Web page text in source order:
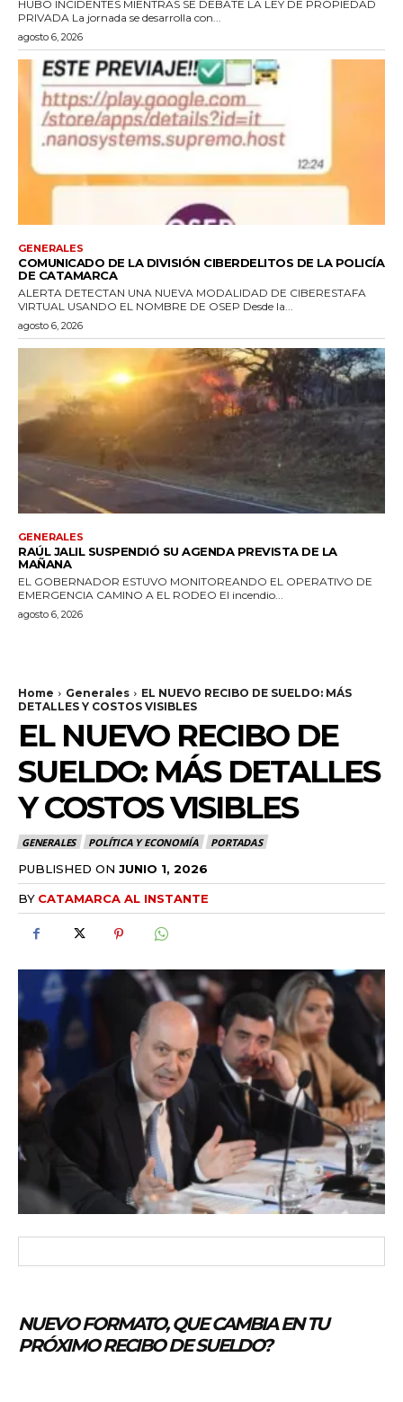
HUBO INCIDENTES MIENTRAS SE DEBATE LA LEY DE PROPIEDAD
PRIVADA La jornada se desarrolla con...
agosto 6, 2026
GENERALES
COMUNICADO DE LA DIVISIÓN CIBERDELITOS DE LA POLICÍA
DE CATAMARCA
ALERTA DETECTAN UNA NUEVA MODALIDAD DE CIBERESTAFA
VIRTUAL USANDO EL NOMBRE DE OSEP Desde la...
agosto 6, 2026
GENERALES
RAÚL JALIL SUSPENDIÓ SU AGENDA PREVISTA DE LA
MAÑANA
EL GOBERNADOR ESTUVO MONITOREANDO EL OPERATIVO DE
EMERGENCIA CAMINO A EL RODEO El incendio...
agosto 6, 2026